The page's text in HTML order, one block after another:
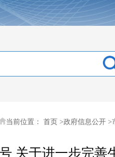
当前位置： 首页 >政府信息公开 >
关于进一步完善